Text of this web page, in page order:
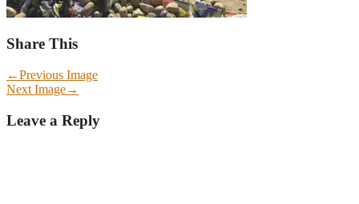
Share This
←Previous Image
Next Image→
Leave a Reply